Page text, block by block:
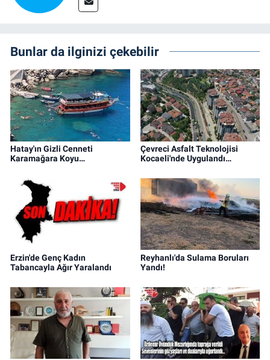
Bunlar da ilginizi çekebilir
Hatay'ın Gizli Cenneti
Karamağara Koyu…
Çevreci Asfalt Teknolojisi
Kocaeli'nde Uygulandı…
Erzin'de Genç Kadın
Tabancayla Ağır Yaralandı
Reyhanlı'da Sulama Boruları
Yandı!